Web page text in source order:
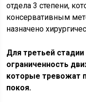
отдела 3 степени,
консервативным
назначено
Для третьей
ограниченность
которые тревожат
покоя.